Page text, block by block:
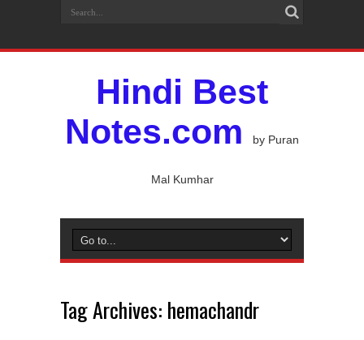
Hindi Best
Notes.com
by Puran
Mal Kumhar
Tag Archives: hemachandr